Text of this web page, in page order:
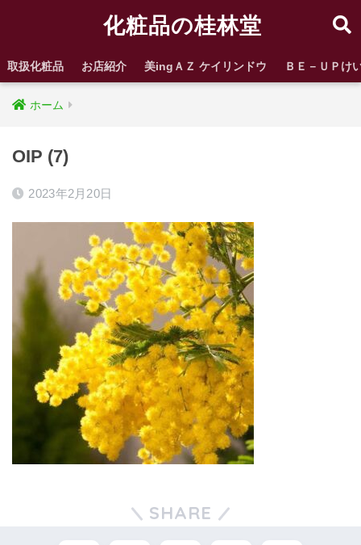
化粧品の桂林堂
取扱化粧品 お店紹介 美ingＡＺ ケイリンドウ ＢＥ－ＵＰけ
ホーム
OIP (7)
2023年2月20日
SHARE